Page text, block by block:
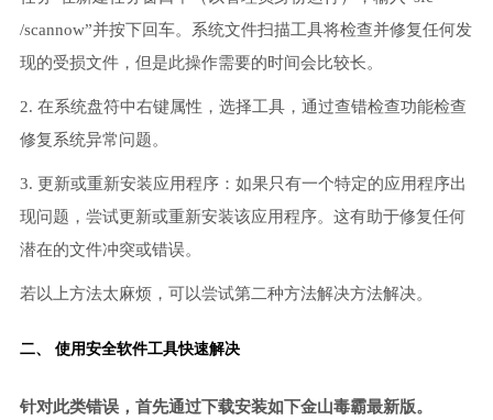
/scannow”并按下回车。系统文件扫描工具将检查并修复任何发
现的受损文件，但是此操作需要的时间会比较长。
2. 在系统盘符中右键属性，选择工具，通过查错检查功能检查
修复系统异常问题。
3. 更新或重新安装应用程序：如果只有一个特定的应用程序出
现问题，尝试更新或重新安装该应用程序。这有助于修复任何
潜在的文件冲突或错误。
若以上方法太麻烦，可以尝试第二种方法解决方法解决。
二、 使用安全软件工具快速解决
针对此类错误，首先通过下载安装如下金山毒霸最新版。